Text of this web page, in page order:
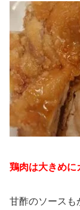
鶏肉は大きめに
甘酢のソースも